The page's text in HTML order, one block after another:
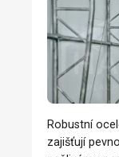
Robustní
zajišťují